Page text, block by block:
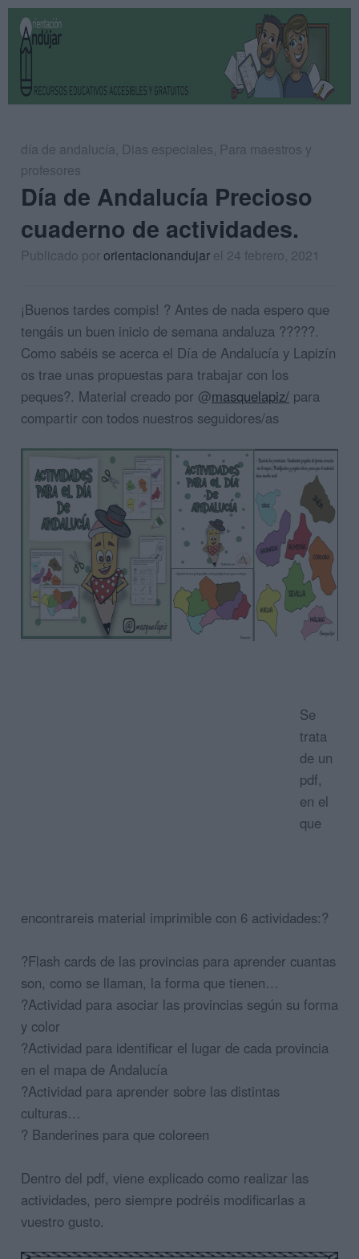
día de andalucía, Dias especiales, Para maestros y
profesores
Día de Andalucía Precioso
cuaderno de actividades.
Publicado pororientacionandujar el 24 febrero, 2021
¡Buenos tardes compis! ? Antes de nada espero que
tengáis un buen inicio de semana andaluza ?????.
Como sabéis se acerca el Día de Andalucía y Lapizín
os trae unas propuestas para trabajar con los
peques?. Material creado por @masquelapiz/ para
compartir con todos nuestros seguidores/as
Se
trata
de un
pdf,
en el
que
encontrareis material imprimible con 6 actividades:?
?Flash cards de las provincias para aprender cuantas
son, como se llaman, la forma que tienen…
?Actividad para asociar las provincias según su forma
y color
?Actividad para identificar el lugar de cada provincia
en el mapa de Andalucía
?Actividad para aprender sobre las distintas
culturas…
? Banderines para que coloreen
Dentro del pdf, viene explicado como realizar las
actividades, pero siempre podréis modificarlas a
vuestro gusto.